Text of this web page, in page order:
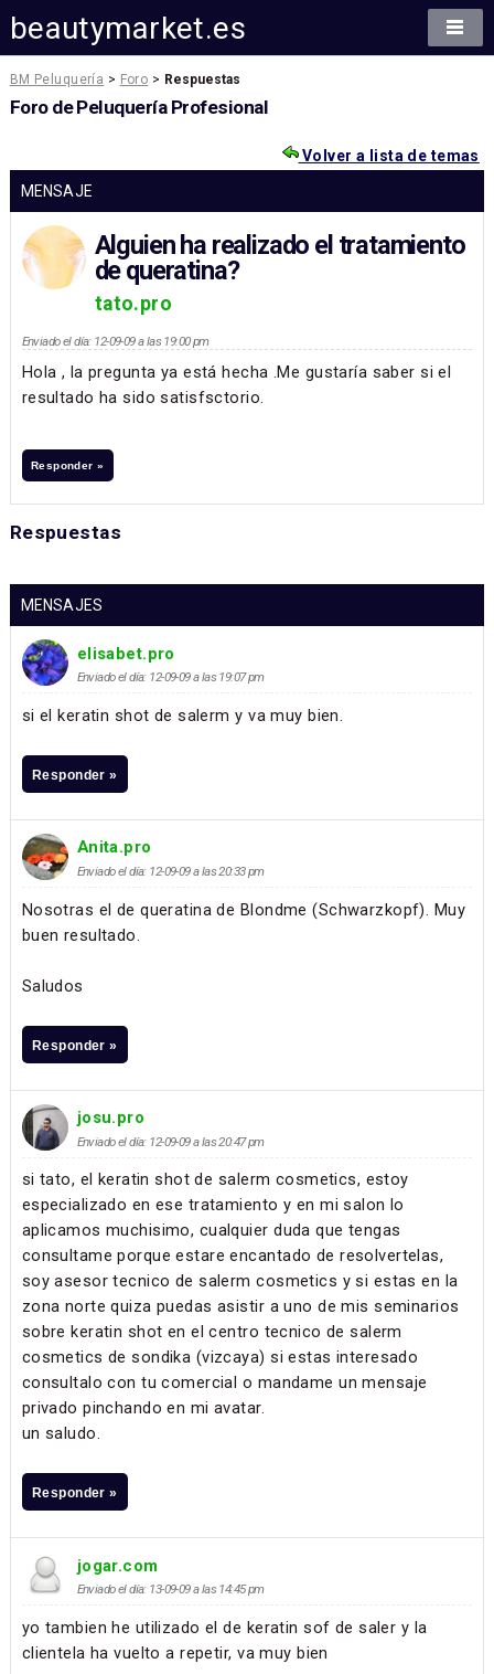
beautymarket.es
BM Peluquería > Foro > Respuestas
Foro de Peluquería Profesional
Volver a lista de temas
MENSAJE
Alguien ha realizado el tratamiento
de queratina?
tato.pro
Enviado el día: 12-09-09 a las 19:00 pm
Hola , la pregunta ya está hecha .Me gustaría saber si el
resultado ha sido satisfsctorio.
Responder »
Respuestas
MENSAJES
elisabet.pro
Enviado el día: 12-09-09 a las 19:07 pm
si el keratin shot de salerm y va muy bien.
Responder »
Anita.pro
Enviado el día: 12-09-09 a las 20:33 pm
Nosotras el de queratina de Blondme (Schwarzkopf). Muy
buen resultado.
Saludos
Responder »
josu.pro
Enviado el día: 12-09-09 a las 20:47 pm
si tato, el keratin shot de salerm cosmetics, estoy
especializado en ese tratamiento y en mi salon lo
aplicamos muchisimo, cualquier duda que tengas
consultame porque estare encantado de resolvertelas,
soy asesor tecnico de salerm cosmetics y si estas en la
zona norte quiza puedas asistir a uno de mis seminarios
sobre keratin shot en el centro tecnico de salerm
cosmetics de sondika (vizcaya) si estas interesado
consultalo con tu comercial o mandame un mensaje
privado pinchando en mi avatar.
un saludo.
Responder »
jogar.com
Enviado el día: 13-09-09 a las 14:45 pm
yo tambien he utilizado el de keratin sof de saler y la
clientela ha vuelto a repetir, va muy bien